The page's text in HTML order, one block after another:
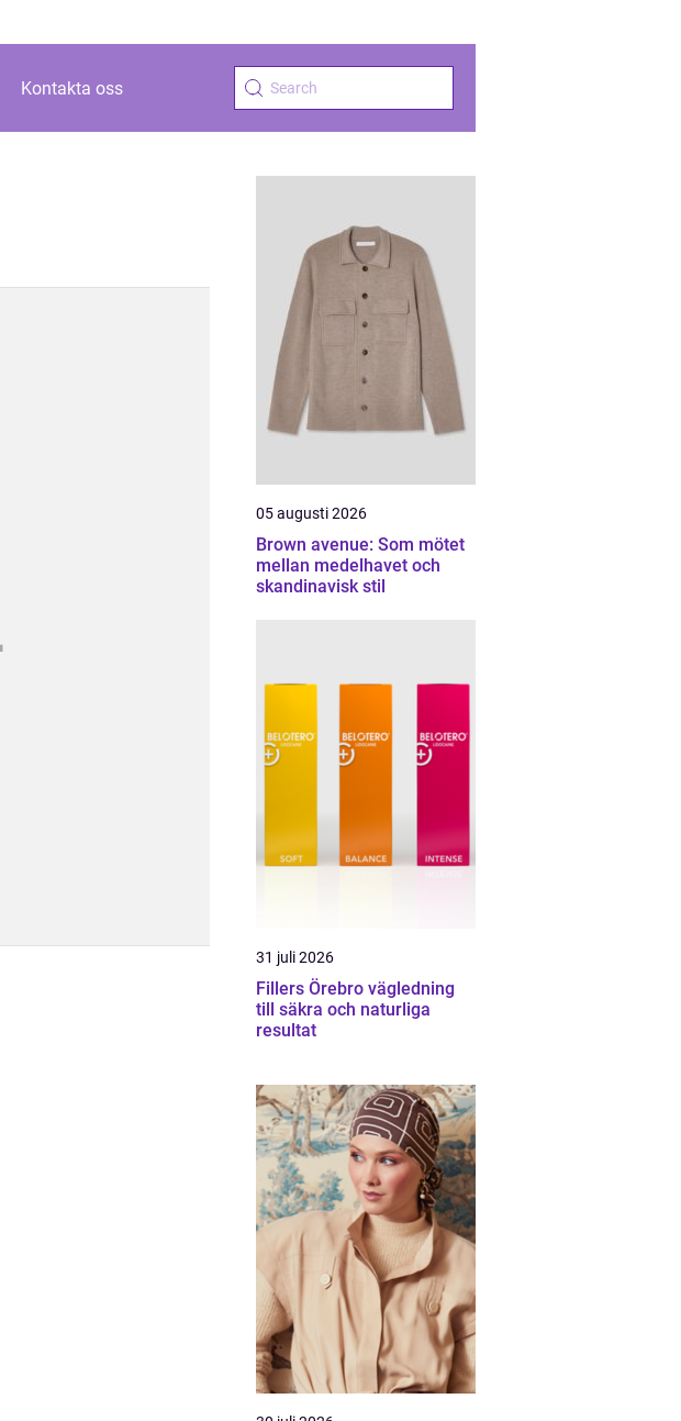
Kontakta oss
05 augusti 2026
Brown avenue: Som mötet
mellan medelhavet och
skandinavisk stil
31 juli 2026
Fillers Örebro vägledning
till säkra och naturliga
resultat